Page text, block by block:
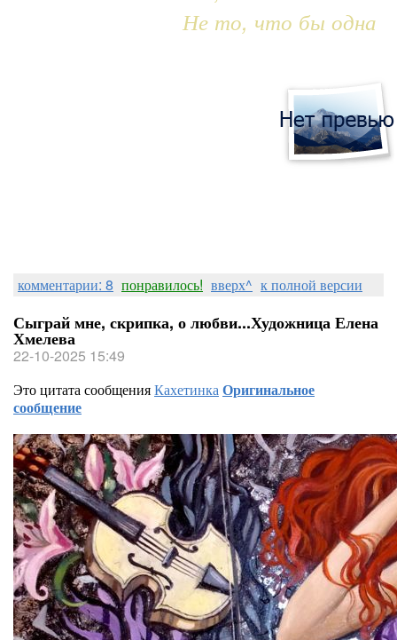
Не то, что бы одна
комментарии: 8 понравилось! вверх^ к полной версии
Сыграй мне, скрипка, о любви...Художница Елена
Хмелева
22-10-2025 15:49
Это цитата сообщенияКахетинкаОригинальное
сообщение